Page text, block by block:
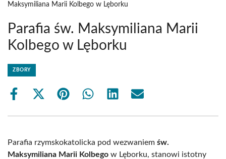
Maksymiliana Marii Kolbego w Lęborku
Parafia św. Maksymiliana Marii
Kolbego w Lęborku
ZBORY
Share
Facebook
Share
X
Share
Pinterest
Share
WhatsApp
Share
LinkedIn
Share
Email
Parafia rzymskokatolicka pod wezwaniem św.
Maksymiliana Marii Kolbego w Lęborku, stanowi istotny